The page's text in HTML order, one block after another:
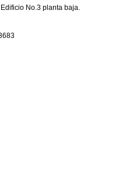
No.3 planta baja.